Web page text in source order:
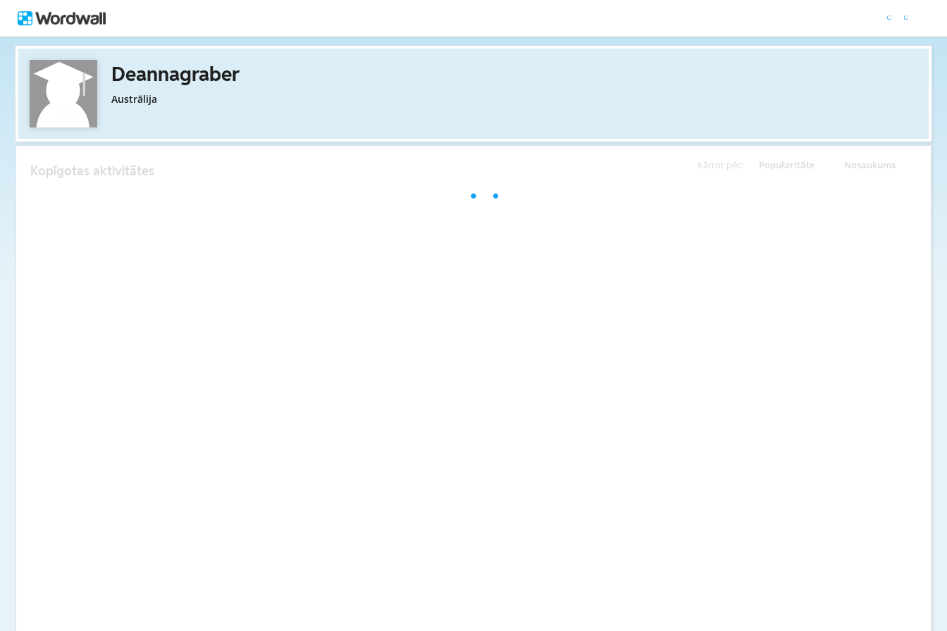
Deannagraber
Austrālija
Kārtot pēc: Popularitāte Nosaukums
Kopīgotas aktivitātes